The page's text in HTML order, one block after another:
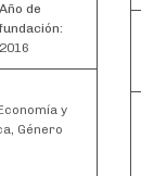
Año de
fundación:
2016
y
Género